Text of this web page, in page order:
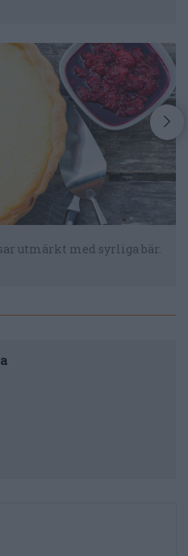
utmärkt med syrliga bär.